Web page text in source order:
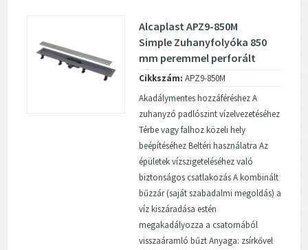
Alcaplast APZ9-850M
Simple Zuhanyfolyóka 850
mm peremmel perforált
rácsokhoz
Cikkszám: APZ9-850M
Akadálymentes hozzáféréshez A
zuhanyzó padlószint vízelvezetéséhez
Térbe vagy falhoz közeli hely
beépítéséhez Beltéri használatra Az
épületek vízszigeteléséhez való
biztonságos csatlakozás A kombinált
bűzzár (saját szabadalmi megoldás) a
víz kiszáradása estén
megakadályozza a csatornából
visszaáramló bűzt Anyaga: zsírkővel